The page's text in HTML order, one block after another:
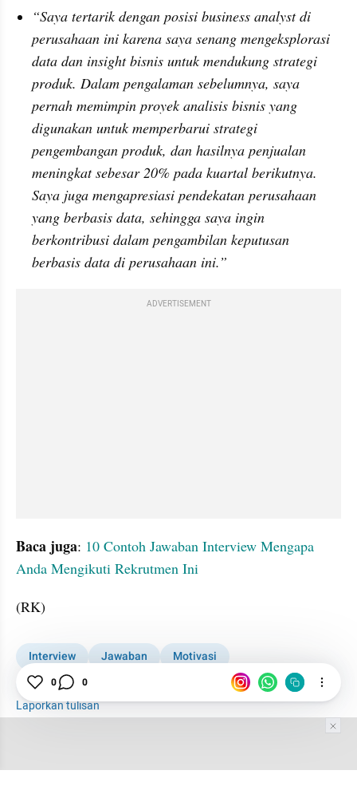
“Saya tertarik dengan posisi business analyst di
perusahaan ini karena saya senang mengeksplorasi
data dan insight bisnis untuk mendukung strategi
produk. Dalam pengalaman sebelumnya, saya
pernah memimpin proyek analisis bisnis yang
digunakan untuk memperbarui strategi
pengembangan produk, dan hasilnya penjualan
meningkat sebesar 20% pada kuartal berikutnya.
Saya juga mengapresiasi pendekatan perusahaan
yang berbasis data, sehingga saya ingin
berkontribusi dalam pengambilan keputusan
berbasis data di perusahaan ini.”
ADVERTISEMENT
Baca juga: 10 Contoh Jawaban Interview Mengapa
Anda Mengikuti Rekrutmen Ini
(RK)
Interview Jawaban
Motivasi
damdamduridam
Laporkan tulisan
0 0